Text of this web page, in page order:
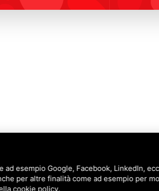
ad esempio Google, Facebook, LinkedIn,
per altre finalità come ad esempio per
cookie policy.
Annunci